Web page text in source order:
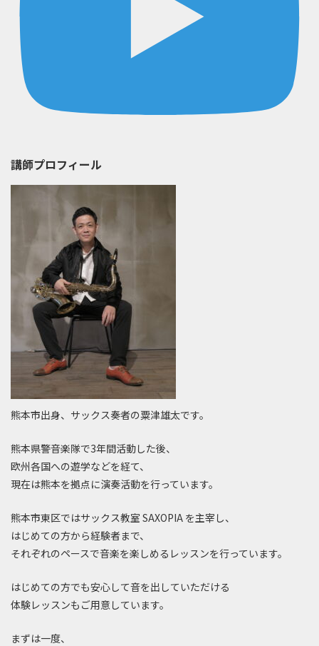
講師プロフィール
熊本市出身、サックス奏者の粟津雄太です。
熊本県警音楽隊で3年間活動した後、
欧州各国への遊学などを経て、
現在は熊本を拠点に演奏活動を行っています。
熊本市東区ではサックス教室 SAXOPIA を主宰し、
はじめての方から経験者まで、
それぞれのペースで音楽を楽しめるレッスンを行っています。
はじめての方でも安心して音を出していただける
体験レッスンもご用意しています。
まずは一度、